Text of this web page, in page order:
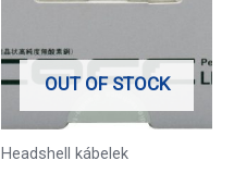
OUT OF STOCK
Headshell kábelek